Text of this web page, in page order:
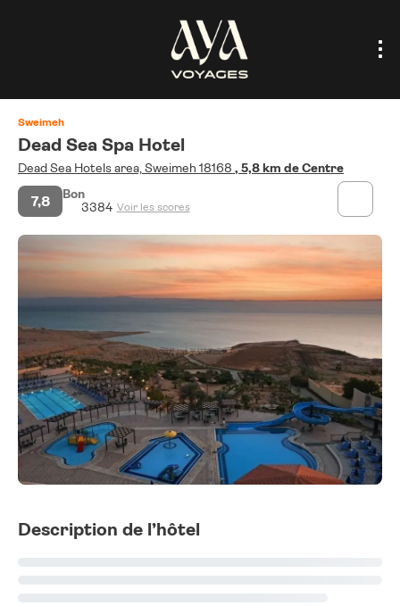
Sweimeh
Dead Sea Spa Hotel
Dead Sea Hotels area, Sweimeh 18168 , 5,8 km de Centre
7,8
Bon
3384 Voir les scores
Description de l’hôtel